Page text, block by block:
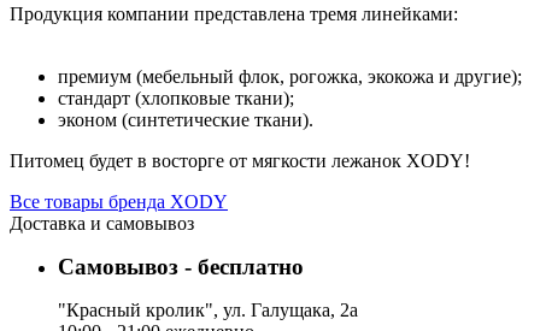
Продукция компании представлена тремя линейками:
премиум (мебельный флок, рогожка, экокожа и другие);
стандарт (хлопковые ткани);
эконом (синтетические ткани).
Питомец будет в восторге от мягкости лежанок XODY!
Все товары бренда XODY
Доставка и самовывоз
Самовывоз - бесплатно
"Красный кролик", ул. Галущака, 2а